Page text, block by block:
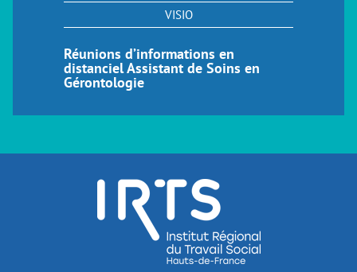
VISIO
Réunions d’informations en
distanciel Assistant de Soins en
Gérontologie